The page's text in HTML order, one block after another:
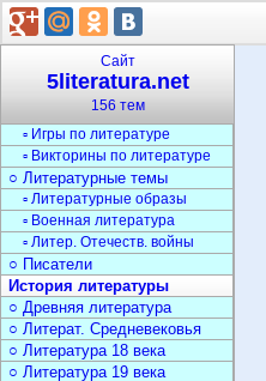
Сайт
5literatura.net
156 тем
Литература
○ Теория литературы
○ Обучение литературе
▫ Уроки литературы
○ Задания по литературе
▫ Игры по литературе
▫ Викторины по литературе
○ Литературные темы
▫ Литературные образы
▫ Военная литература
▫ Литер. Отечеств. войны
○ Писатели
История литературы
○ Древняя литература
○ Литерат. Средневековья
○ Литература 18 века
○ Литература 19 века